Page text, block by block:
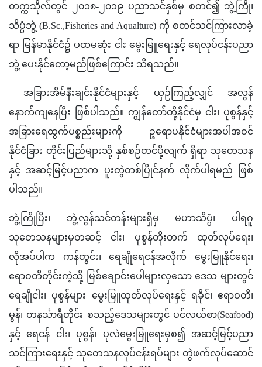
တက္ကသိုလ်တွင် ၂၀၁၈-၂၀၁၉ ပညာသင်နှစ်မှ စတင်၍ ဘွဲ့ကြို၊
သိပ္ပံဘွဲ့ (B.Sc.,Fisheries and Aqualture) ကို စတင်သင်ကြားလာခဲ့
ရာ မြန်မာနိုင်ငံ၌ ပထမဆုံး ငါး မွေးမြူရေးနှင့် ရေလုပ်ငန်းပညာ
ဘွဲ့ ပေးနိုင်တော့မည်ဖြစ်ကြောင်း သိရသည်။
အခြားအိမ်နီးချင်းနိုင်ငံများနှင့် ယှဉ်ကြည့်လျှင် အလွန်
နောက်ကျနေပြီး ဖြစ်ပါသည်။ ကျွန်တော်တို့နိုင်ငံမှ ငါး၊ ပုစွန်နှင့်
အခြားရေထွက်ပစ္စည်းများကို ဥရောပနိုင်ငံများအပါအဝင်
နိုင်ငံခြား တိုင်းပြည်များသို့ နှစ်စဉ်တင်ပို့လျက် ရှိရာ သုတေသန
နှင့် အဆင့်မြင့်ပညာက ပူးတွဲတစ်ပြိုင်နက် လိုက်ပါရမည် ဖြစ်
ပါသည်။
ဘွဲ့ကြိုပြီး၊ ဘွဲ့လွန်သင်တန်းများရှိမှ မဟာသိပ္ပံ၊ ပါရဂူ
သုတေသနများမှတဆင့် ငါး၊ ပုစွန်တိုးတက် ထုတ်လုပ်ရေး၊
လိုအပ်ပါက ကန်တွင်း၊ ရေချိုရေငန်အလိုက် မွေးမြူနိုင်ရေး၊
ဧရာဝတီတိုင်းကဲ့သို့ မြစ်ချောင်းပေါများလှသော ဒေသ များတွင်
ရေချိုငါး၊ ပုစွန်များ မွေးမြူထုတ်လုပ်ရေးနှင့် ရခိုင်၊ ဧရာဝတီ၊
မွန်၊ တနင်္သာရီတိုင်း စသည့်ဒေသများတွင် ပင်လယ်စာ(Seafood)
နှင့် ရေငန် ငါး၊ ပုစွန်၊ ပုလဲမွေးမြူရေးမှစ၍ အဆင့်မြင့်ပညာ
သင်ကြားရေးနှင့် သုတေသနလုပ်ငန်းရပ်များ တွဲဖက်လုပ်ဆောင်